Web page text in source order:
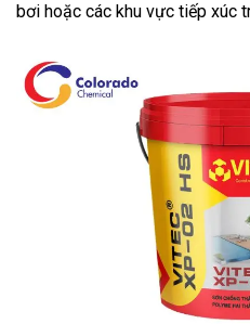
bơi hoặc các khu vực tiếp xúc